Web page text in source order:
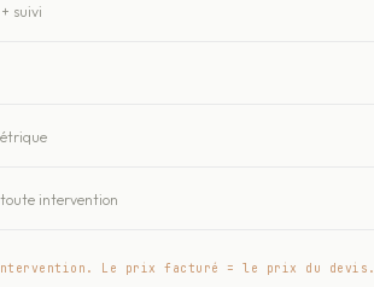
suivi
intervention
Le prix facturé = le prix du devis.